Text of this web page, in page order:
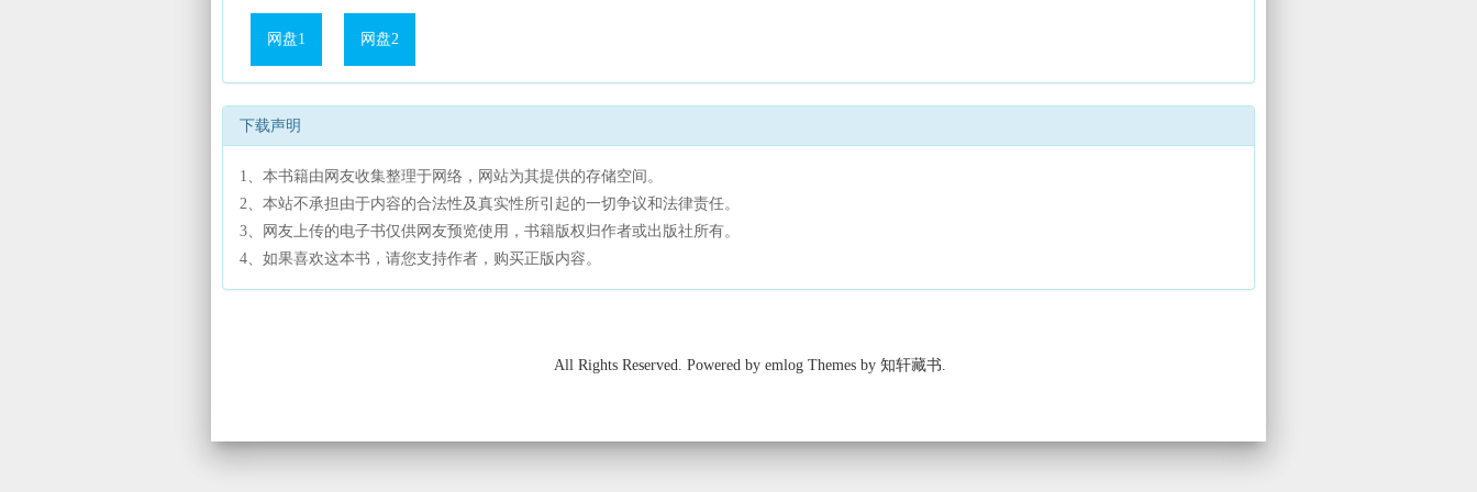
网盘1 网盘2
下载声明
1、本书籍由网友收集整理于网络，网站为其提供的存储空间。
2、本站不承担由于内容的合法性及真实性所引起的一切争议和法律责任。
3、网友上传的电子书仅供网友预览使用，书籍版权归作者或出版社所有。
4、如果喜欢这本书，请您支持作者，购买正版内容。
All Rights Reserved. Powered by emlog Themes by 知轩藏书.